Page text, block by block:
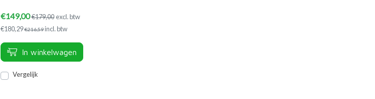
€149,00€179,00 excl. btw
€180,29€216,59incl. btw
In winkelwagen
Vergelijk